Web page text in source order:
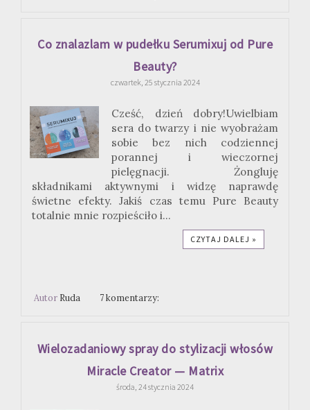
Co znalazlam w pudełku Serumixuj od Pure
Beauty?
czwartek, 25 stycznia 2024
Cześć, dzień dobry!Uwielbiam
sera do twarzy i nie wyobrażam
sobie bez nich codziennej
porannej i wieczornej
pielęgnacji. Żongluję
składnikami aktywnymi i widzę naprawdę
świetne efekty. Jakiś czas temu Pure Beauty
totalnie mnie rozpieściło i...
CZYTAJ DALEJ »
Autor Ruda 7 komentarzy:
Wielozadaniowy spray do stylizacji włosów
Miracle Creator — Matrix
środa, 24 stycznia 2024